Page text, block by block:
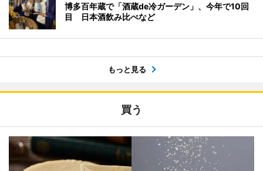
博多百年蔵で「酒蔵de冷ガーデン」、今年で10回
目 日本酒飲み比べなど
もっと見る
買う